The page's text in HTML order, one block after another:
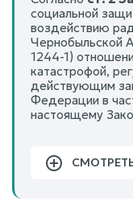
социальной
воздействию
Чернобыльской
1244-1)
катастрофой,
действующим
Федерации в
настоящему